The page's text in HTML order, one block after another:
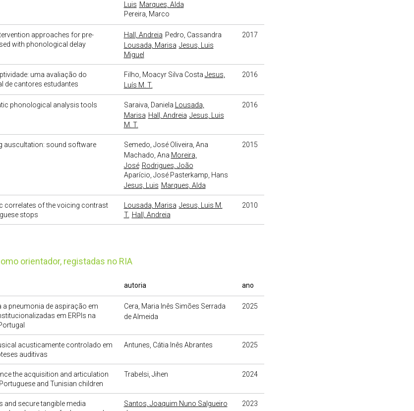
Luis Marques, Alda
Pereira, Marco
approaches for pre-
with phonological delay
Hall, Andreia Pedro, Cassandra
Lousada, Marisa Jesus, Luis
Miguel
2017
uma avaliação do
de cantores estudantes
Filho, Moacyr Silva Costa Jesus,
Luís M. T.
2016
phonological analysis tools
Saraiva, Daniela
Lousada,
Marisa Hall, Andreia Jesus, Luis
M. T.
2016
auscultation: sound software
Semedo, José Oliveira, Ana
Machado, Ana Moreira,
José Rodrigues, João
Aparício, José Pasterkamp, Hans
Jesus, Luis Marques, Alda
2015
correlates of the voicing contrast
stops
Lousada, Marisa Jesus, Luis M.
T. Hall, Andreia
2010
orientador, registadas no RIA
autoria ano
a pneumonia de aspiração em
em ERPIs na
Cera, Maria Inês Simões Serrada
de Almeida
2025
acusticamente controlado em
auditivas
Antunes, Cátia Inês Abrantes 2025
the acquisition and articulation
and Tunisian children
Trabelsi, Jihen 2024
and secure tangible media
Santos, Joaquim Nuno Salgueiro
2023